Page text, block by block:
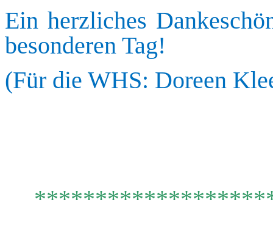
Ein herzliches
besonderen Tag!
(Für die WHS: Doreen